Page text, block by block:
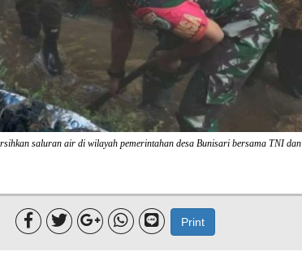
saluran air di wilayah pemerintahan desa Bunisari bersama TNI dan
     Print